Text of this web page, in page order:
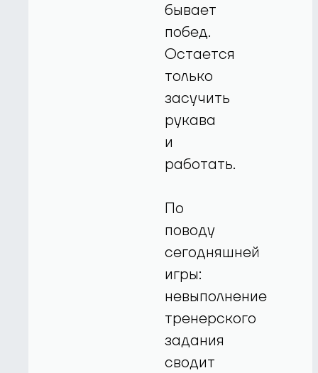
бывает
побед.
Остается
только
засучить
рукава
и
работать.
По
поводу
сегодняшней
игры:
невыполнение
тренерского
задания
сводит